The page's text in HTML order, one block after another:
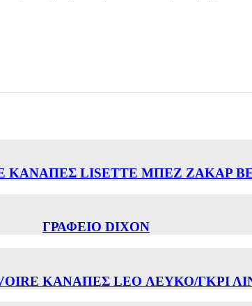
ΚΑΝΑΠΕΣ LISETTE ΜΠΕΖ ΖΑΚΑΡ
ΓΡΑΦΕΙΟ DIXON
ΚΑΝΑΠΕΣ LEO ΛΕΥΚΟ/ΓΚΡΙ